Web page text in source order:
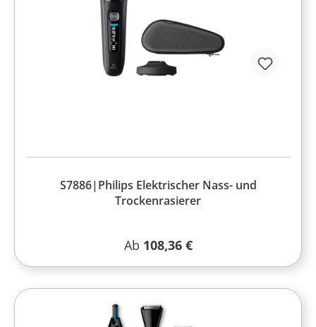
S7886|Philips Elektrischer Nass- und
Trockenrasierer
Regulärer Preis:
Ab 108,36 €